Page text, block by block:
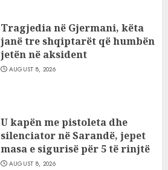
Tragjedia në Gjermani, këta
janë tre shqiptarët që humbën
jetën në aksident
AUGUST 8, 2026
U kapën me pistoleta dhe
silenciator në Sarandë, jepet
masa e sigurisë për 5 të rinjtë
AUGUST 8, 2026